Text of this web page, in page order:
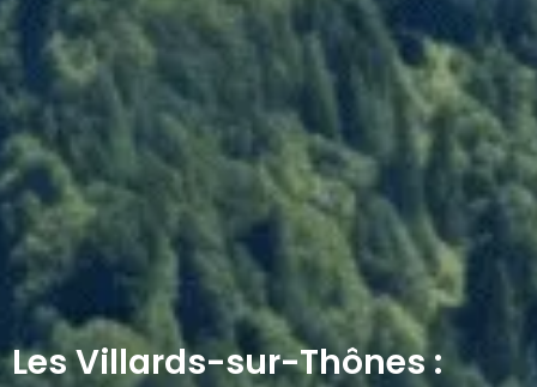
Les Villards-sur-Thônes :